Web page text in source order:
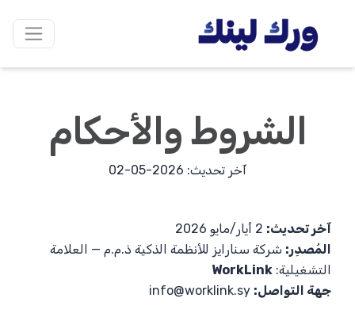
الشروط والأحكام
آخر تحديث: 2026-05-02
آخر تحديث:
المُصدِر: شركة سنارايز للأنظمة الذكية ذ.م.م — العلامة
التشغيلية: WorkLink
جهة التواصل: info@worklink.sy